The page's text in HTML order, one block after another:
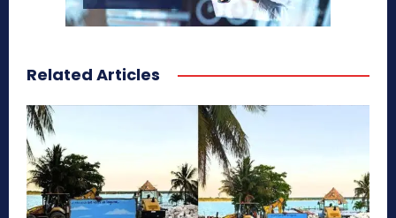
Related Articles